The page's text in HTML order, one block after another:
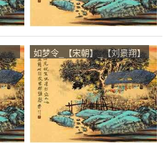
如梦令_【宋朝】_【刘景翔】